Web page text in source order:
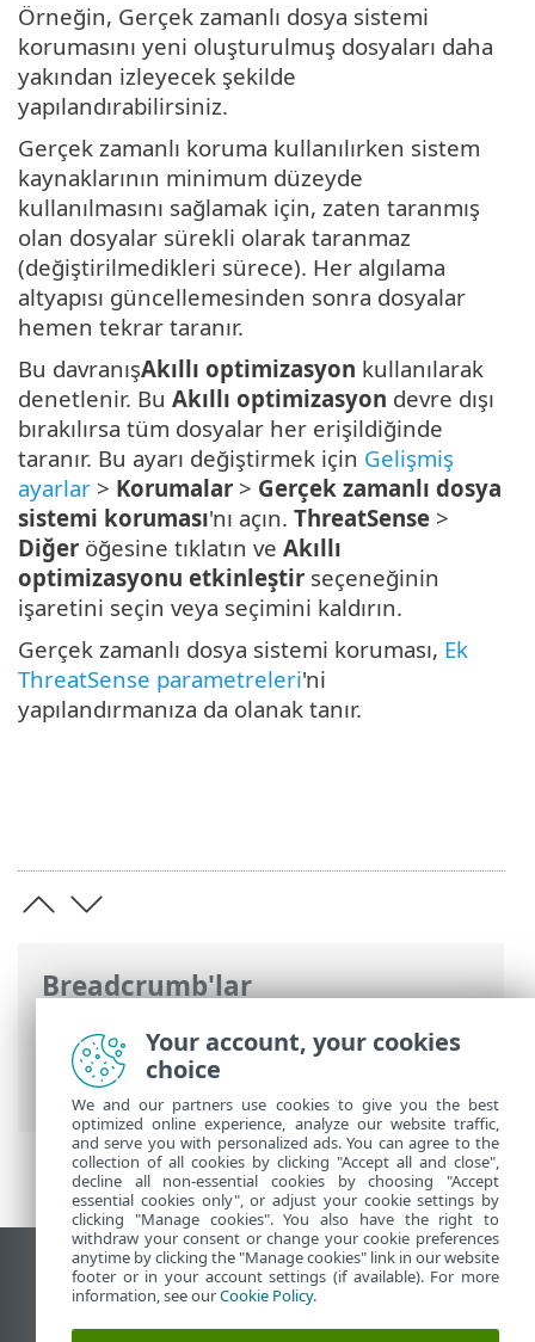
Breadcrumb'lar
ESET Online Yardım>ESET Endpoint
Security >Gelişmiş ayarlar
Gerçek zamanlı dosya sistemi koruması
Örneğin, Gerçek zamanlı dosya sistemi
korumasını yeni oluşturulmuş dosyaları daha
yakından izleyecek şekilde
yapılandırabilirsiniz.
Gerçek zamanlı koruma kullanılırken sistem
kaynaklarının minimum düzeyde
kullanılmasını sağlamak için, zaten taranmış
olan dosyalar sürekli olarak taranmaz
(değiştirilmedikleri sürece). Her algılama
altyapısı güncellemesinden sonra dosyalar
hemen tekrar taranır.
Bu davranışAkıllı optimizasyon kullanılarak
denetlenir. Bu Akıllı optimizasyon devre dışı
bırakılırsa tüm dosyalar her erişildiğinde
taranır. Bu ayarı değiştirmek için Gelişmiş
ayarlar > Korumalar > Gerçek zamanlı dosya
sistemi koruması'nı açın. ThreatSense >
Diğer öğesine tıklatın ve Akıllı
optimizasyonu etkinleştir seçeneğinin
işaretini seçin veya seçimini kaldırın.
Gerçek zamanlı dosya sistemi koruması, Ek
ThreatSense parametreleri'ni
yapılandırmanıza da olanak tanır.
Masaüstü sitesini görüntüle
End of Life
Your account, your cookies
choice
We and our partners use cookies to give you the best
optimized online experience, analyze our website traffic,
and serve you with personalized ads. You can agree to the
collection of all cookies by clicking "Accept all and close",
decline all non-essential cookies by choosing "Accept
essential cookies only", or adjust your cookie settings by
clicking "Manage cookies". You also have the right to
withdraw your consent or change your cookie preferences
anytime by clicking the "Manage cookies" link in our website
footer or in your account settings (if available). For more
information, see ourCookie Policy.